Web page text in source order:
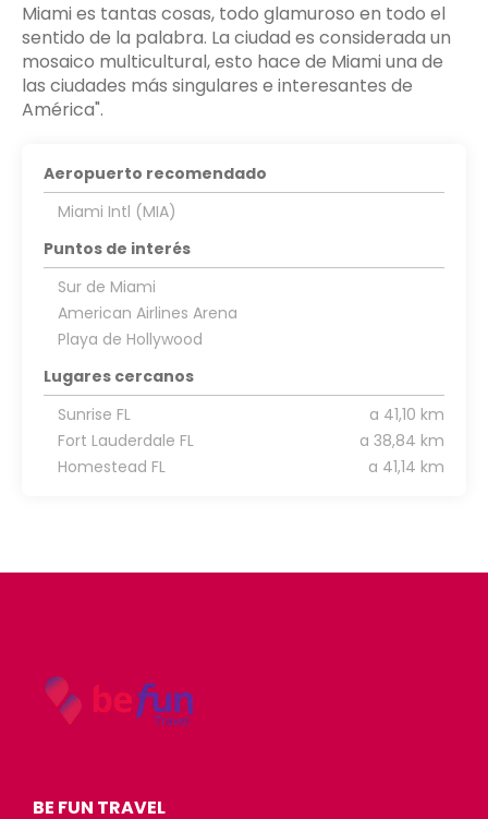
Miami es tantas cosas, todo glamuroso en todo el
sentido de la palabra. La ciudad es considerada un
mosaico multicultural, esto hace de Miami una de
las ciudades más singulares e interesantes de
Aeropuerto recomendado
Miami Intl (MIA)
Puntos de interés
Sur de Miami
American Airlines Arena
Playa de Hollywood
Lugares cercanos
Sunrise FL
a 41,10 km
Fort Lauderdale FL
a 38,84 km
Homestead FL
a 41,14 km
BE FUN TRAVEL